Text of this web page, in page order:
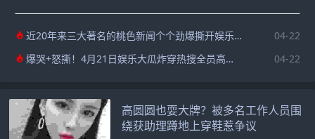
近20年来三大著名的桃色新闻个个劲爆撕开娱乐圈最不堪的一面
04-22
爆哭+怒撕！4月21日娱乐大瓜炸穿热搜全员高能不掺水
04-22
高圆圆也耍大牌？被多名工作人员围
绕获助理蹲地上穿鞋惹争议